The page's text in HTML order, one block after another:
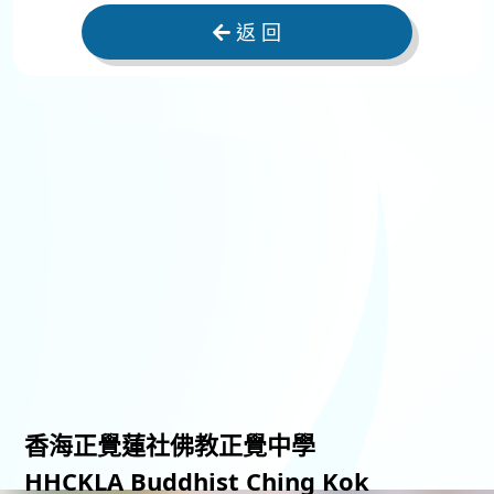
返 回
香海正覺蓮社佛教正覺中學
HHCKLA Buddhist Ching Kok